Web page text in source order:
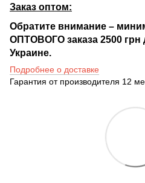
Заказ оптом:
Обратите внимание –
ОПТОВОГО заказа 2500 грн
Украине.
Подробнее о доставке
Гарантия от производителя 12